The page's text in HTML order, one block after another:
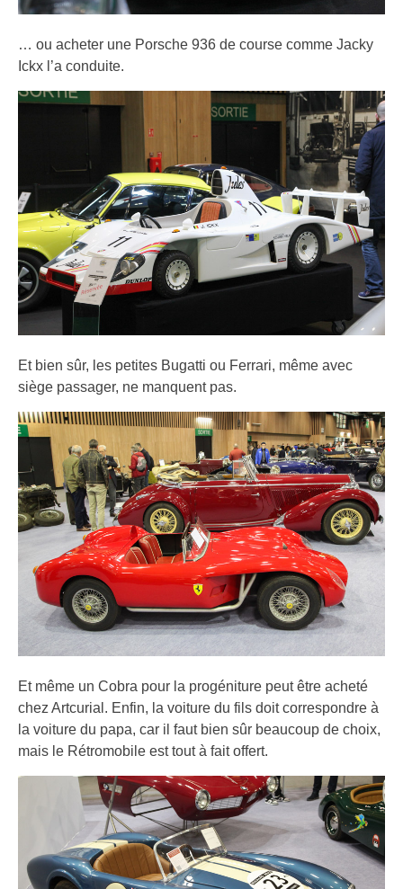
… ou acheter une Porsche 936 de course comme Jacky
Ickx l’a conduite.
Et bien sûr, les petites Bugatti ou Ferrari, même avec
siège passager, ne manquent pas.
Et même un Cobra pour la progéniture peut être acheté
chez Artcurial. Enfin, la voiture du fils doit correspondre à
la voiture du papa, car il faut bien sûr beaucoup de choix,
mais le Rétromobile est tout à fait offert.